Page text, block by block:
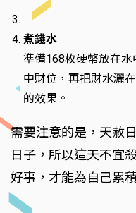
煮錢水
準備168枚硬幣放在
中財位，再把財水灑
的效果。
需要注意的是，天赦
日子，所以這天不宜
好事，才能為自己累